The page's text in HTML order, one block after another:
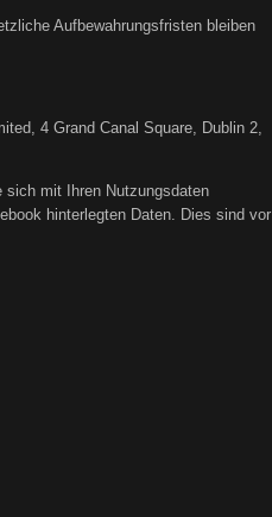
Aufbewahrungsfristen bleiben
4 Grand Canal Square, Dublin 2,
mit Ihren Nutzungsdaten
hinterlegten Daten. Dies sind vor